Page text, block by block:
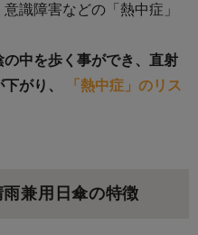
意識障害などの「熱中症」
中を歩く事ができ、直射
がり、
「熱中症」のリス
兼用日傘の特徴